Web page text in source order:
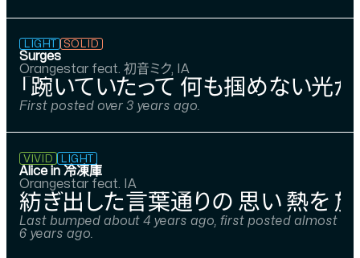
Surges
Orangestar feat. 初音ミク, IA
LIGHT SOLID
「踠いていたって 何も掴めない光
First posted over 3 years ago.
Alice in 冷凍庫
Orangestar feat. IA
VIVID LIGHT
紡ぎ出した言葉通りの 思い 熱を
Last bumped about 4 years ago, first posted almost
6 years ago.